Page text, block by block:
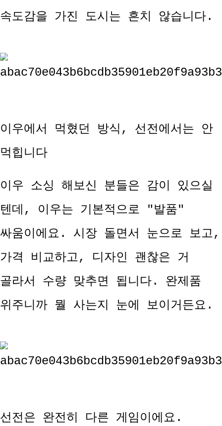
속도감을 가진 도시는 흔치 않습니다.
이우에서 먹혔던 방식, 선전에서는 안
먹힙니다
이우 소싱 해보신 분들은 감이 있으실
텐데, 이우는 기본적으로 "발품"
싸움이에요. 시장 돌면서 눈으로 보고,
가격 비교하고, 디자인 괜찮은 거
골라서 수량 맞추면 됩니다. 완제품
위주니까 뭘 사는지 눈에 보이거든요.
선전은 완전히 다른 게임이에요.